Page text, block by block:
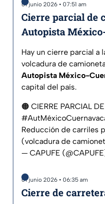
01 junio 2026 • 07:51 am
Cierre parcial de
Autopista
Hay un cierre parcial a
volcadura de
Autopista México-
capital del país.
🟠 CIERRE PARCIAL
Reducción de carriles
(volcadura de
— CAPUFE
01 junio 2026 • 06:35 am
Cierre de